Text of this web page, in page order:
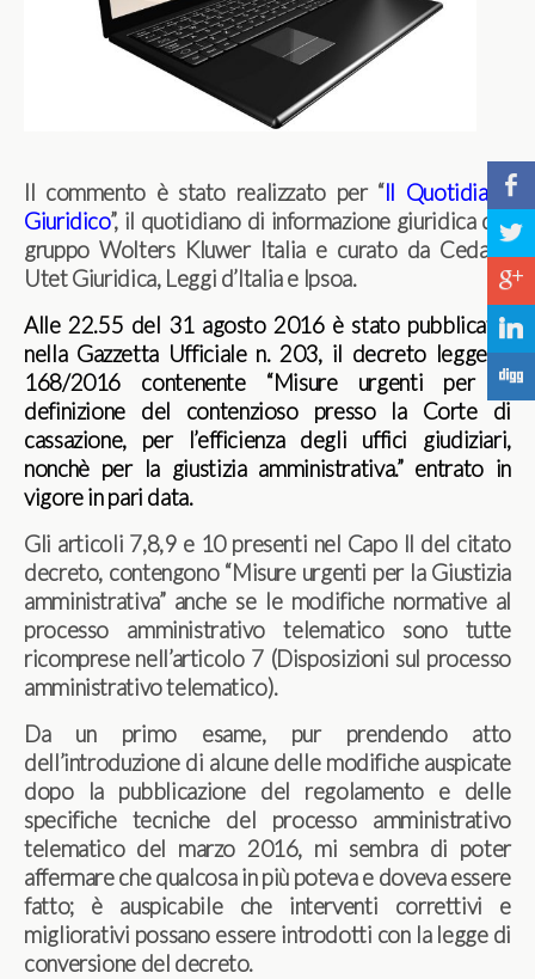
Il commento è stato realizzato per “Il Quotidiano
Giuridico”, il quotidiano di informazione giuridica del
gruppo Wolters Kluwer Italia e curato da Cedam,
Utet Giuridica, Leggi d’Italia e Ipsoa.
Alle 22.55 del 31 agosto 2016 è stato pubblicato,
nella Gazzetta Ufficiale n. 203, il decreto legge n.
168/2016 contenente “Misure urgenti per la
definizione del contenzioso presso la Corte di
cassazione, per l’efficienza degli uffici giudiziari,
nonchè per la giustizia amministrativa.” entrato in
vigore in pari data.
Gli articoli 7,8,9 e 10 presenti nel Capo II del citato
decreto, contengono “Misure urgenti per la Giustizia
amministrativa” anche se le modifiche normative al
processo amministrativo telematico sono tutte
ricomprese nell’articolo 7 (Disposizioni sul processo
amministrativo telematico).
Da un primo esame, pur prendendo atto
dell’introduzione di alcune delle modifiche auspicate
dopo la pubblicazione del regolamento e delle
specifiche tecniche del processo amministrativo
telematico del marzo 2016, mi sembra di poter
affermare che qualcosa in più poteva e doveva essere
fatto; è auspicabile che interventi correttivi e
migliorativi possano essere introdotti con la legge di
conversione del decreto.
b
a
c
j
F